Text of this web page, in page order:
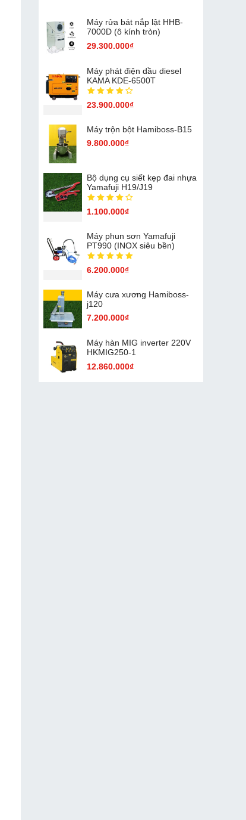
Máy rửa bát nắp lật HHB-
7000D (ô kính tròn)
29.300.000₫
Máy phát điện dầu diesel
KAMA KDE-6500T
23.900.000₫
Máy trộn bột Hamiboss-B15
9.800.000₫
Bộ dụng cụ siết kẹp đai nhựa
Yamafuji H19/J19
1.100.000₫
Máy phun sơn Yamafuji
PT990 (INOX siêu bền)
6.200.000₫
Máy cưa xương Hamiboss-
j120
7.200.000₫
Máy hàn MIG inverter 220V
HKMIG250-1
12.860.000₫